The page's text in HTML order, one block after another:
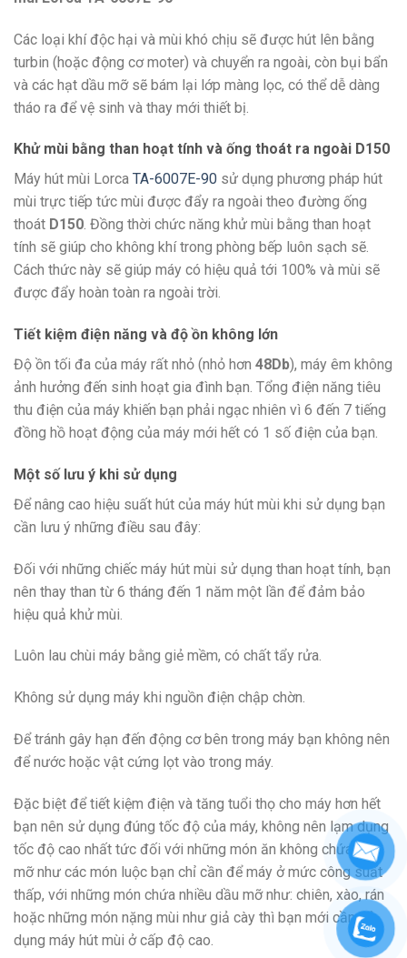
Các loại khí độc hại và mùi khó chịu sẽ được hút lên bằng
turbin (hoặc động cơ moter) và chuyển ra ngoài, còn bụi bẩn
và các hạt dầu mỡ sẽ bám lại lớp màng lọc, có thể dễ dàng
tháo ra để vệ sinh và thay mới thiết bị.
Khử mùi bằng than hoạt tính và ống thoát ra ngoài D150
Máy hút mùi Lorca TA-6007E-90 sử dụng phương pháp hút
mùi trực tiếp tức mùi được đẩy ra ngoài theo đường ống
thoát D150. Đồng thời chức năng khử mùi bằng than hoạt
tính sẽ giúp cho không khí trong phòng bếp luôn sạch sẽ.
Cách thức này sẽ giúp máy có hiệu quả tới 100% và mùi sẽ
được đẩy hoàn toàn ra ngoài trời.
Tiết kiệm điện năng và độ ồn không lớn
Độ ồn tối đa của máy rất nhỏ (nhỏ hơn 48Db), máy êm không
ảnh hưởng đến sinh hoạt gia đình bạn. Tổng điện năng tiêu
thu điện của máy khiến bạn phải ngạc nhiên vì 6 đến 7 tiếng
đồng hồ hoạt động của máy mới hết có 1 số điện của bạn.
Một số lưu ý khi sử dụng
Để nâng cao hiệu suất hút của máy hút mùi khi sử dụng bạn
cần lưu ý những điều sau đây:
Đối với những chiếc máy hút mùi sử dụng than hoạt tính, bạn
nên thay than từ 6 tháng đến 1 năm một lần để đảm bảo
hiệu quả khử mùi.
Luôn lau chùi máy bằng giẻ mềm, có chất tẩy rửa.
Không sử dụng máy khi nguồn điện chập chờn.
Để tránh gây hạn đến động cơ bên trong máy bạn không nên
để nước hoặc vật cứng lọt vào trong máy.
Đặc biệt để tiết kiệm điện và tăng tuổi thọ cho máy hơn hết
bạn nên sử dụng đúng tốc độ của máy, không nên lạm dụng
tốc độ cao nhất tức đối với những món ăn không chứa dầu
mỡ như các món luộc bạn chỉ cần để máy ở mức công suất
thấp, với những món chứa nhiều dầu mỡ như: chiên, xào, rán
hoặc những món nặng mùi như giả cày thì bạn mới cần sử
dụng máy hút mùi ở cấp độ cao.